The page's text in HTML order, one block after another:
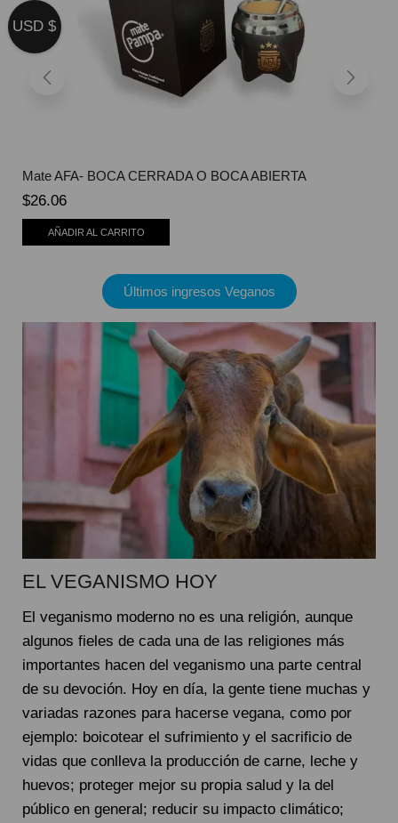
Mate AFA- BOCA CERRADA O BOCA ABIERTA
$26.06
AÑADIR AL CARRITO
Últimos ingresos Veganos
EL VEGANISMO HOY
El veganismo moderno no es una religión, aunque
algunos fieles de cada una de las religiones más
importantes hacen del veganismo una parte central
de su devoción. Hoy en día, la gente tiene muchas y
variadas razones para hacerse vegana, como por
ejemplo: boicotear el sufrimiento y el sacrificio de
vidas que conlleva la producción de carne, leche y
huevos; proteger mejor su propia salud y la del
público en general; reducir su impacto climático;
USD $